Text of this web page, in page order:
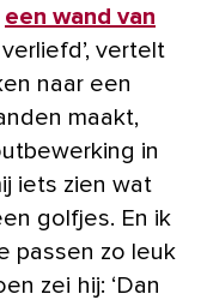
een wand van
vertelt
naar een
maakt,
in
iets zien wat
golfjes. En ik
passen zo leuk
zei hij: ‘Dan